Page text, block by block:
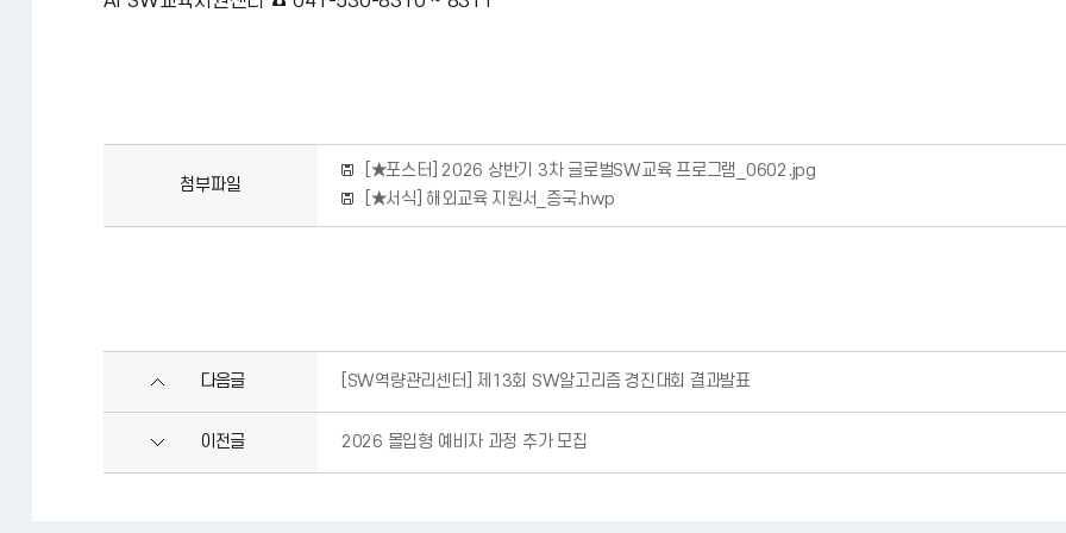
첨부파일
[★포스터] 2026 상반기 3차 글로벌SW교육 프로그램_0602.jpg
[★서식] 해외교육 지원서_증국.hwp
다음글 [SW역량관리센터] 제13회 SW알고리즘 경진대회 결과발표
이전글 2026 몰입형 예비자 과정 추가 모집